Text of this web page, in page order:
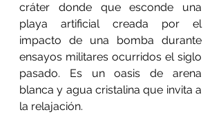
cráter donde que esconde una
playa artificial creada por el
impacto de una bomba durante
ensayos militares ocurridos el siglo
pasado. Es un oasis de arena
blanca y agua cristalina que invita a
la relajación.